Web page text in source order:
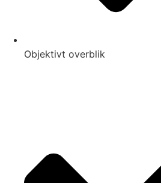
Objektivt overblik